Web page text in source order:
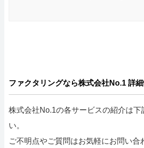
ファクタリングなら株式会社No.1 詳
株式会社No.1の各サービスの紹介は下
い。
ご不明点やご質問はお気軽にお問い合